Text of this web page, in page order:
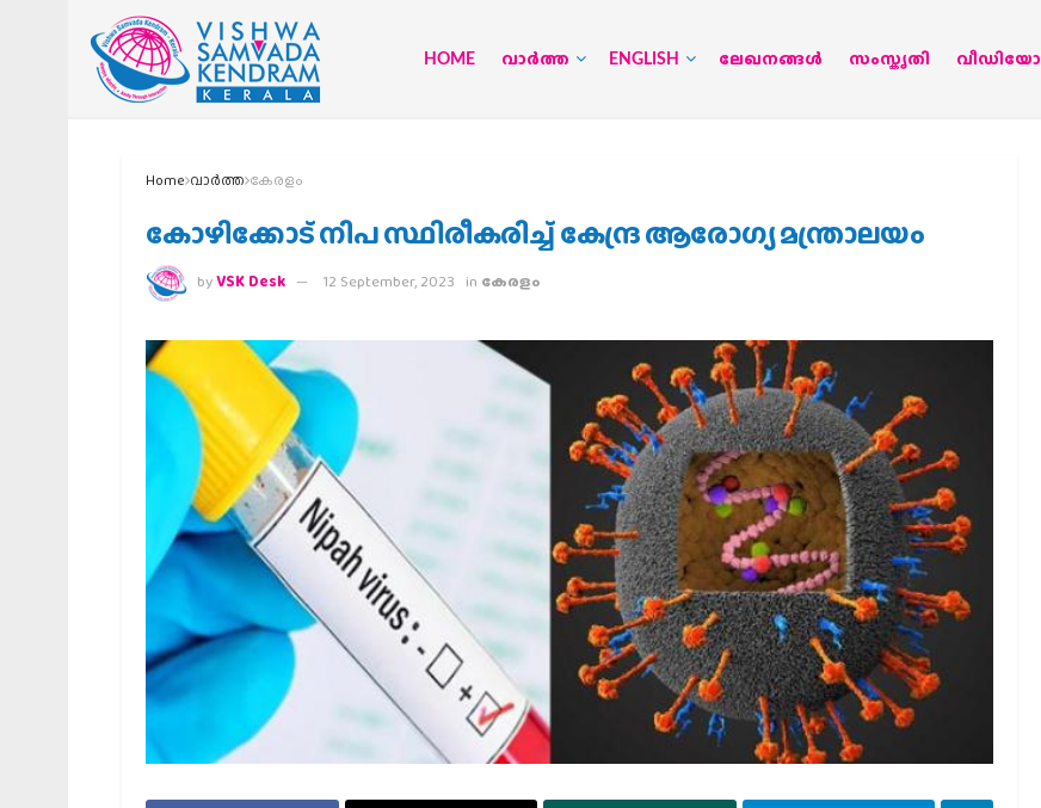
HOME വാര്‍ത്ത ENGLISH ലേഖനങ്ങള്‍ സംസ്കൃതി വീഡിയോ
Home വാര്‍ത്ത കേരളം
കോഴിക്കോട് നിപ സ്ഥിരീകരിച്ച് കേന്ദ്ര ആരോഗ്യ മന്ത്രാലയം
byVSK Desk 12 September, 2023 in കേരളം